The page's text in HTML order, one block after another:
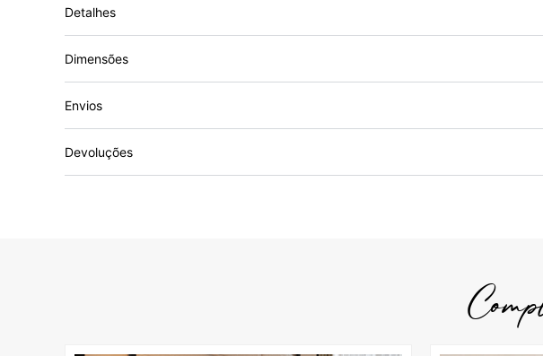
Detalhes
Dimensões
Envios
Devoluções